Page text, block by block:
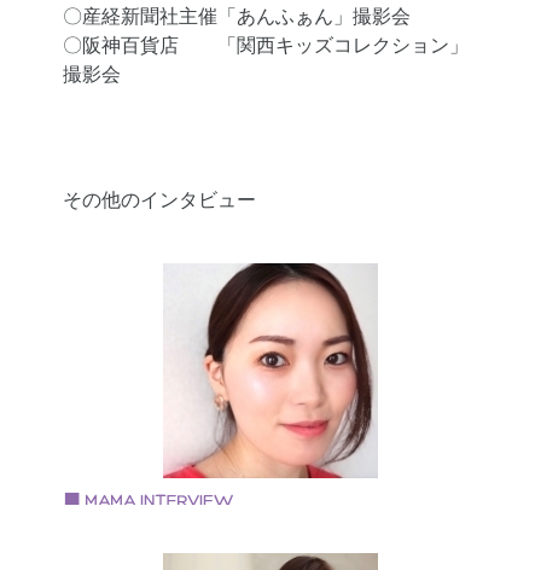
〇産経新聞社主催「あんふぁん」撮影会
〇阪神百貨店 「関西キッズコレクション」
撮影会
その他のインタビュー